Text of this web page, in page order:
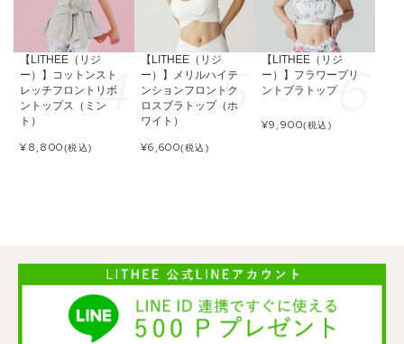
【LITHEE（リジ
ー）】コットンスト
レッチフロントリボ
ントップス（ミン
ト）
¥8,800(税込)
【LITHEE（リジ
ー）】メリルハイテ
ンションフロントク
ロスブラトップ（ホ
ワイト）
¥6,600(税込)
【LITHEE（リジ
ー）】フラワープリ
ントブラトップ
¥9,900(税込)